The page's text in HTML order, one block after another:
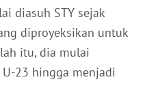
diasuh STY sejak
diproyeksikan untuk
itu, dia mulai
23 hingga menjadi